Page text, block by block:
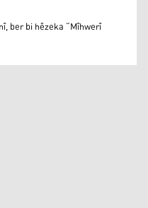
ber bi hêzeka “Mîhwerî